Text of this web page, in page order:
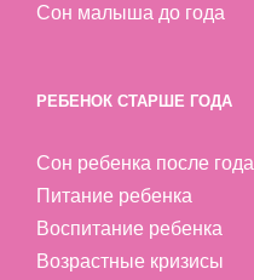
Сон малыша до года
РЕБЕНОК СТАРШЕ ГОДА
Сон ребенка после года
Питание ребенка
Воспитание ребенка
Возрастные кризисы